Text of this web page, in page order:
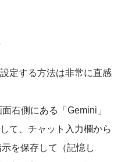
定する方法は非常に直感
右側にある「Gemini」
て、チャット入力欄から
を保存して（記憶し